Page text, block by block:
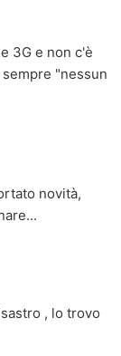
3G e non c'è
"nessun
novità,
, lo trovo